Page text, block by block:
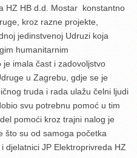
HZ HB d.d. Mostar konstantno
kroz razne projekte,
jedinstvenoj Udruzi koja
humanitarnim
imala čast i zadovoljstvo
u Zagrebu, gdje se je
truda i rada ulažu čelni ljudi
svu potrebnu pomoć u tim
pomoći kroz trajni nalog je
što su od samoga početka
djelatnici JP Elektroprivreda HZ